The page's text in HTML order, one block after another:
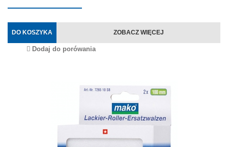
DO KOSZYKA ZOBACZ WIĘCEJ
Dodaj do porówania